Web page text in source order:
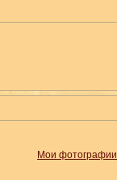
Мои фотографии